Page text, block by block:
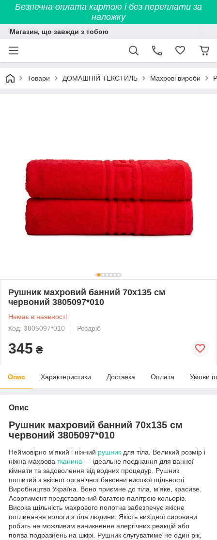
Безпечна оплата картою і без переплати за
наложку
Магазин, що завжди з тобою
Товари ДОМАШНІЙ ТЕКСТИЛЬ Махрові вироби
Рушник махровий банний 70х135 см
червоний 3805097*010
Немає в наявності
Код: 3805097*010
Роздріб
345 ₴
Опис Характеристики Доставка Оплата Умови
Опис
Рушник махровий банний 70х135 см
червоний 3805097*010
Неймовірно м'який і ніжний рушник для тіла. Великий розмір і
ніжна махрова тканина — ідеальне поєднання для ванної
кімнати та задоволення від водних процедур. Рушник
пошитий з якісної органічної бавовни високої щільності.
Виробництво Україна. Воно приємне до тіла, м'яке, красиве.
Асортимент представлений багатою палітрою кольорів.
Висока щільність махрового полотна забезпечує якісне
поглинання вологи з тіла людини. Якість вихідної сировини
робить не можливим виникнення алергічних реакцій або
поява подразнень на шкірі. Рушник слугуватиме не один рік,